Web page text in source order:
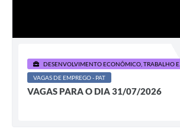
DESENVOLVIMENTO ECONÔMICO, TRABALHO E...
VAGAS DE EMPREGO - PAT
VAGAS PARA O DIA 31/07/2026